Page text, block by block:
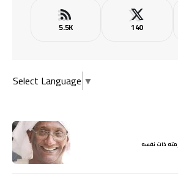
140
5.5K
Select Language ▼
ذات نفسه